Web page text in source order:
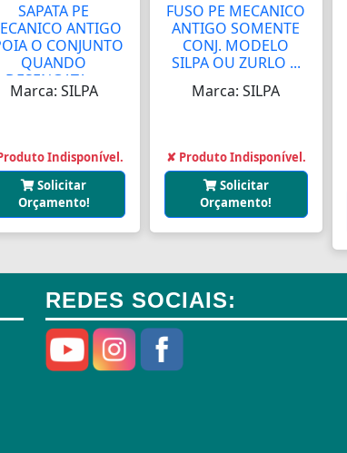
SAPATA PE
ANTIGO
O CONJUNTO
QUANDO
DESENGATA ...
Marca: SILPA
Indisponível.
Solicitar
Orçamento!
FUSO PE MECANICO
ANTIGO SOMENTE
CONJ. MODELO
SILPA OU ZURLO ...
Marca: SILPA
✘ Produto Indisponível.
Solicitar
Orçamento!
REDES SOCIAIS: